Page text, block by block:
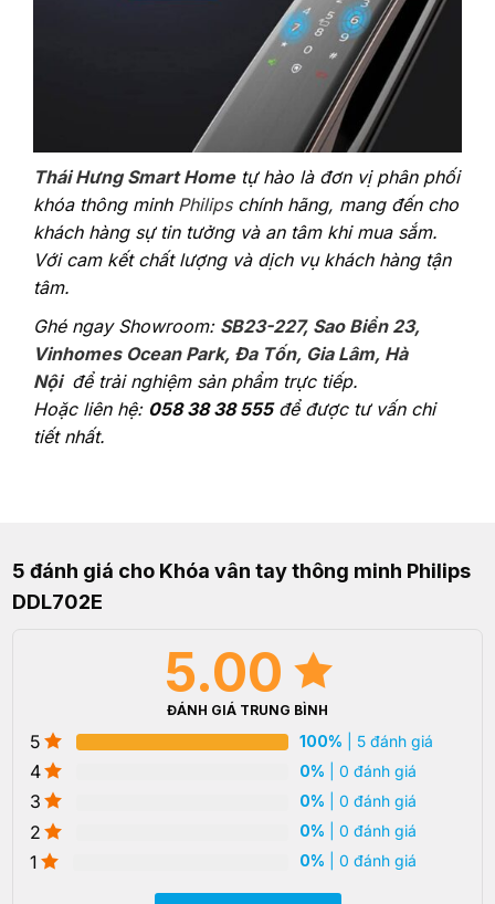
Thái Hưng Smart Hometự hào là đơn vị phân phối
khóa thông minh Philipschính hãng, mang đến cho
khách hàng sự tin tưởng và an tâm khi mua sắm.
Với cam kết chất lượng và dịch vụ khách hàng tận
tâm.
Ghé ngay Showroom: SB23-227, Sao Biển 23,
Vinhomes Ocean Park, Đa Tốn, Gia Lâm, Hà
Nội để trải nghiệm sản phẩm trực tiếp.
Hoặc liên hệ: 058 38 38 555để được tư vấn chi
tiết nhất.
5 đánh giá cho Khóa vân tay thông minh Philips
DDL702E
5.00
ĐÁNH GIÁ TRUNG BÌNH
5 100% | 5 đánh giá
4 0% | 0 đánh giá
3 0% | 0 đánh giá
2 0% | 0 đánh giá
1 0% | 0 đánh giá